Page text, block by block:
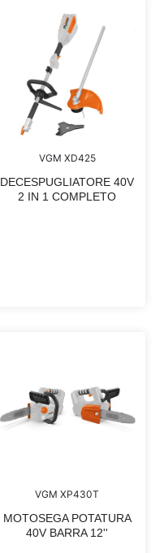
VGM XD425
DECESPUGLIATORE 40V
2 IN 1 COMPLETO
VGM XP430T
MOTOSEGA POTATURA
40V BARRA 12''